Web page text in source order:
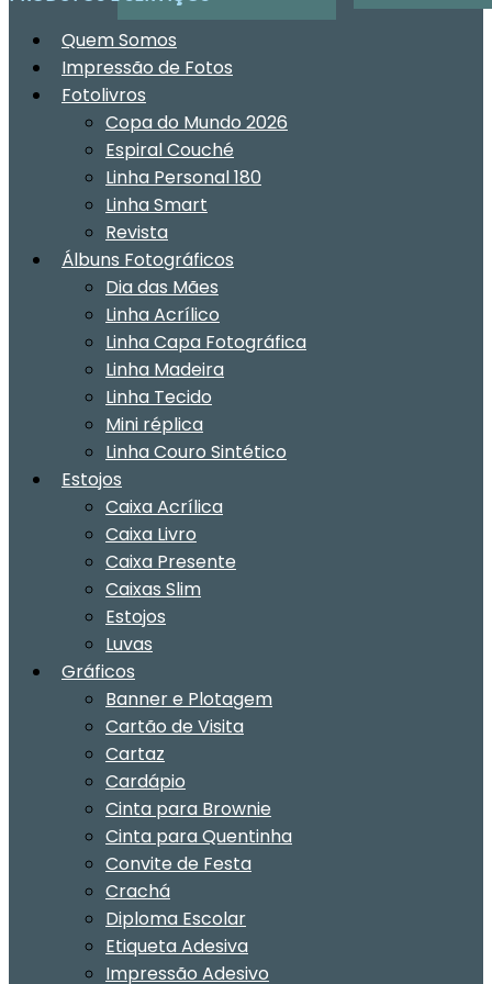
Quem Somos
Impressão de Fotos
Fotolivros
Copa do Mundo 2026
Espiral Couché
Linha Personal 180
Linha Smart
Revista
Álbuns Fotográficos
Dia das Mães
Linha Acrílico
Linha Capa Fotográfica
Linha Madeira
Linha Tecido
Mini réplica
Linha Couro Sintético
Estojos
Caixa Acrílica
Caixa Livro
Caixa Presente
Caixas Slim
Estojos
Luvas
Gráficos
Banner e Plotagem
Cartão de Visita
Cartaz
Cardápio
Cinta para Brownie
Cinta para Quentinha
Convite de Festa
Crachá
Diploma Escolar
Etiqueta Adesiva
Impressão Adesivo